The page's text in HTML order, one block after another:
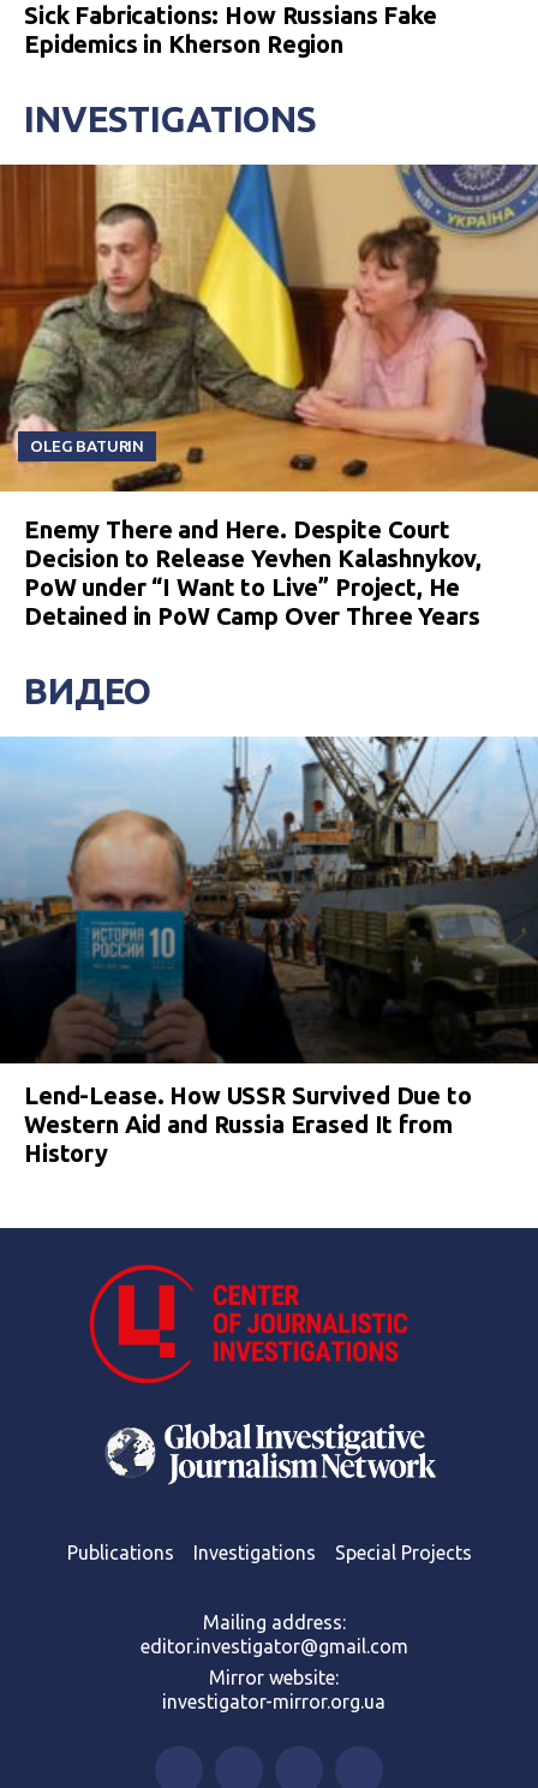
Sick Fabrications: How Russians Fake
Epidemics in Kherson Region
INVESTIGATIONS
OLEG BATURIN
Enemy There and Here. Despite Court
Decision to Release Yevhen Kalashnykov,
PoW under “I Want to Live” Project, He
Detained in PoW Camp Over Three Years
ВИДЕО
Lend-Lease. How USSR Survived Due to
Western Aid and Russia Erased It from
History
Publications Investigations Special Projects
Mailing address:
editor.investigator@gmail.com
Mirror website:
investigator-mirror.org.ua